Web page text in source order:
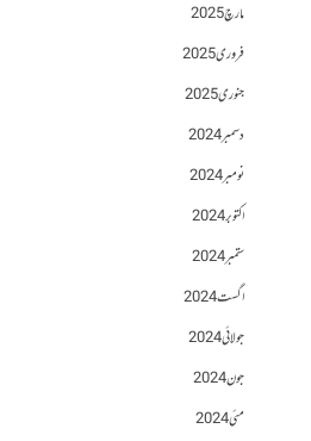
مارچ 2025
فروری 2025
جنوری 2025
دسمبر 2024
نومبر 2024
اکتوبر 2024
ستمبر 2024
اگست 2024
جولائی 2024
جون 2024
مئی 2024